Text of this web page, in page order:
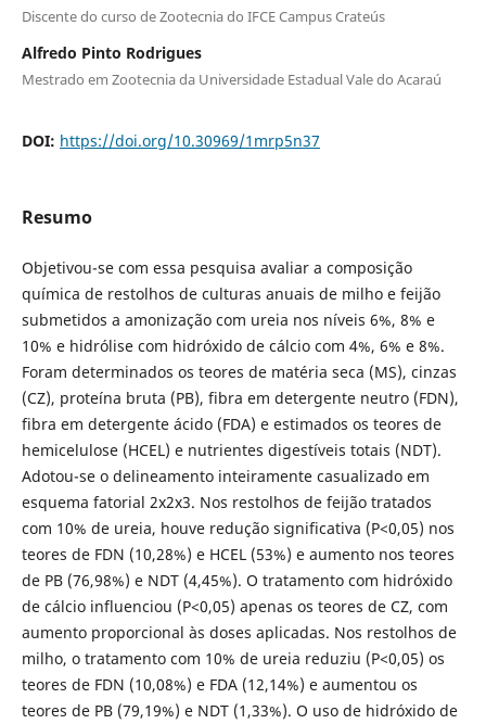
Discente do curso de Zootecnia do IFCE Campus Crateús
Alfredo Pinto Rodrigues
Mestrado em Zootecnia da Universidade Estadual Vale do Acaraú
DOI: https://doi.org/10.30969/1mrp5n37
Resumo
Objetivou-se com essa pesquisa avaliar a composição
química de restolhos de culturas anuais de milho e feijão
submetidos a amonização com ureia nos níveis 6%, 8% e
10% e hidrólise com hidróxido de cálcio com 4%, 6% e 8%.
Foram determinados os teores de matéria seca (MS), cinzas
(CZ), proteína bruta (PB), fibra em detergente neutro (FDN),
fibra em detergente ácido (FDA) e estimados os teores de
hemicelulose (HCEL) e nutrientes digestíveis totais (NDT).
Adotou-se o delineamento inteiramente casualizado em
esquema fatorial 2x2x3. Nos restolhos de feijão tratados
com 10% de ureia, houve redução significativa (P<0,05) nos
teores de FDN (10,28%) e HCEL (53%) e aumento nos teores
de PB (76,98%) e NDT (4,45%). O tratamento com hidróxido
de cálcio influenciou (P<0,05) apenas os teores de CZ, com
aumento proporcional às doses aplicadas. Nos restolhos de
milho, o tratamento com 10% de ureia reduziu (P<0,05) os
teores de FDN (10,08%) e FDA (12,14%) e aumentou os
teores de PB (79,19%) e NDT (1,33%). O uso de hidróxido de